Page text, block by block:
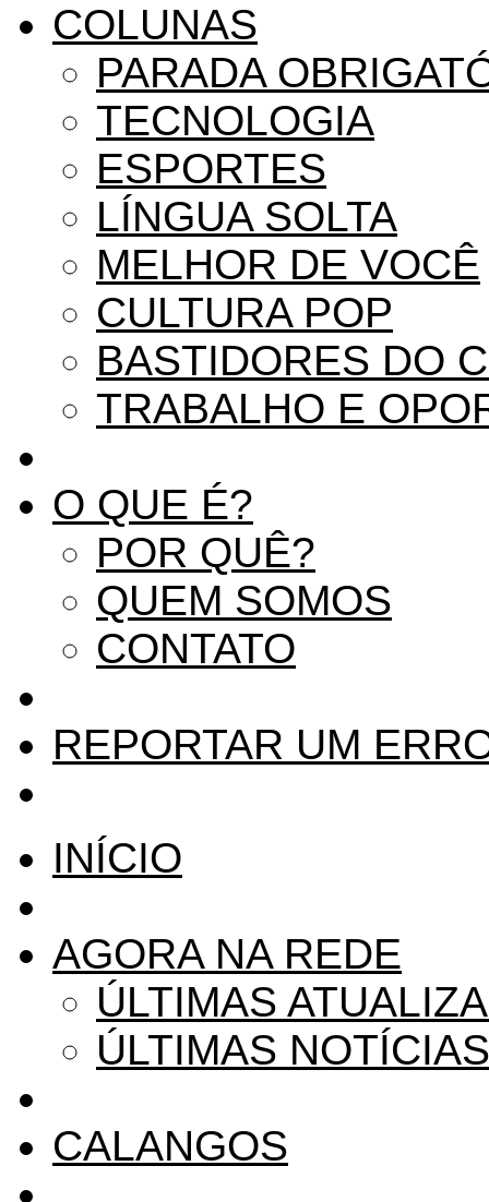
COLUNAS
PARADA
TECNOLOGIA
ESPORTES
LÍNGUA SOLTA
MELHOR DE VOCÊ
CULTURA POP
BASTIDORES DO
TRABALHO E
O QUE É?
POR QUÊ?
QUEM SOMOS
CONTATO
REPORTAR UM
INÍCIO
AGORA NA REDE
ÚLTIMAS
ÚLTIMAS NOTÍCIAS
CALANGOS